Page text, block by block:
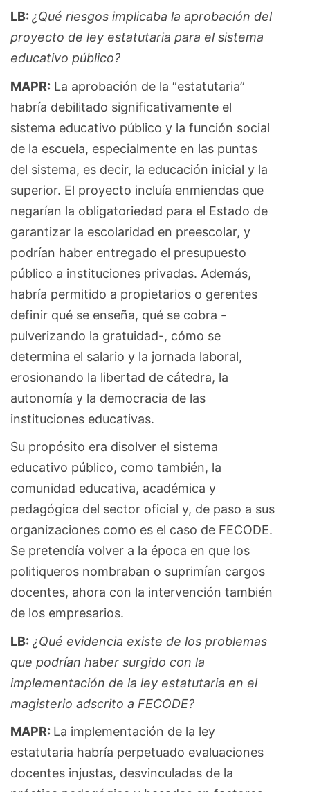
LB: ¿Qué riesgos implicaba la aprobación del
proyecto de ley estatutaria para el sistema
educativo público?
MAPR: La aprobación de la “estatutaria”
habría debilitado significativamente el
sistema educativo público y la función social
de la escuela, especialmente en las puntas
del sistema, es decir, la educación inicial y la
superior. El proyecto incluía enmiendas que
negarían la obligatoriedad para el Estado de
garantizar la escolaridad en preescolar, y
podrían haber entregado el presupuesto
público a instituciones privadas. Además,
habría permitido a propietarios o gerentes
definir qué se enseña, qué se cobra -
pulverizando la gratuidad-, cómo se
determina el salario y la jornada laboral,
erosionando la libertad de cátedra, la
autonomía y la democracia de las
instituciones educativas.
Su propósito era disolver el sistema
educativo público, como también, la
comunidad educativa, académica y
pedagógica del sector oficial y, de paso a sus
organizaciones como es el caso de FECODE.
Se pretendía volver a la época en que los
politiqueros nombraban o suprimían cargos
docentes, ahora con la intervención también
de los empresarios.
LB: ¿Qué evidencia existe de los problemas
que podrían haber surgido con la
implementación de la ley estatutaria en el
magisterio adscrito a FECODE?
MAPR: La implementación de la ley
estatutaria habría perpetuado evaluaciones
docentes injustas, desvinculadas de la